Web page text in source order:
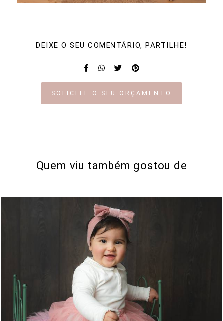
DEIXE O SEU COMENTÁRIO, PARTILHE!
SOLICITE O SEU ORÇAMENTO
Quem viu também gostou de
652 0